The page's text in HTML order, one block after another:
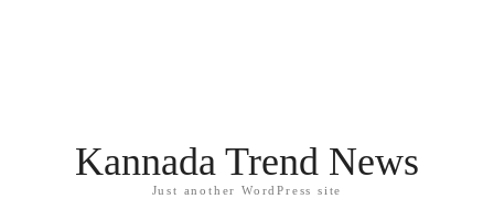
Kannada Trend News
Just another WordPress site